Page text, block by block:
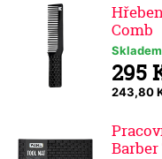
Comb
Skladem
295
243,80